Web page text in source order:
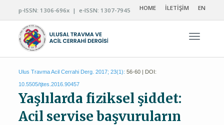
p-ISSN: 1306-696x | e-ISSN: 1307-7945 HOME İLETİŞİM EN
Ulus Travma Acil Cerrahi Derg. 2017; 23(1): 56-60 | DOI:
10.5505/tjtes.2016.90457
Yaşlılarda fiziksel şiddet:
Acil servise başvuruların